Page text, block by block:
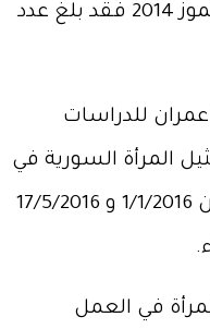
أصل تسعة وعشرين، أما في تموز 2014 فقد بلغ عدد
للدراسات
المرأة السورية في
المجالس المحلية في الفترة بين 1/1/2016 و 17/5/2016
في العمل